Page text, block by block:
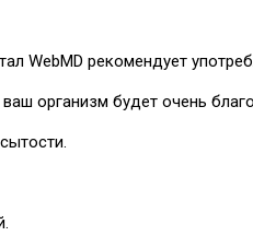
рекомендует
организм будет очень